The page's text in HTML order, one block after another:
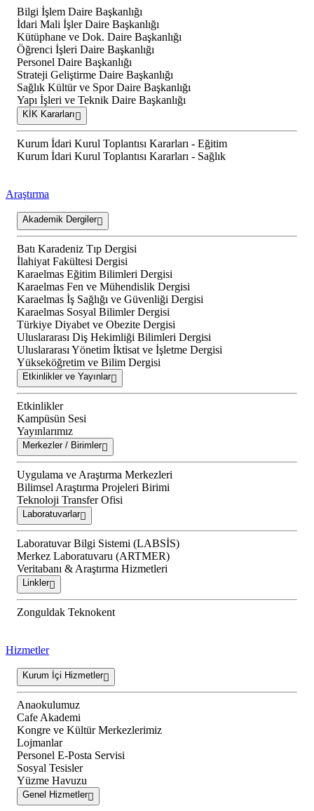
Bilgi İşlem Daire Başkanlığı
İdari Mali İşler Daire Başkanlığı
Kütüphane ve Dok. Daire Başkanlığı
Öğrenci İşleri Daire Başkanlığı
Personel Daire Başkanlığı
Strateji Geliştirme Daire Başkanlığı
Sağlık Kültür ve Spor Daire Başkanlığı
Yapı İşleri ve Teknik Daire Başkanlığı
KİK Kararları
Kurum İdari Kurul Toplantısı Kararları - Eğitim
Kurum İdari Kurul Toplantısı Kararları - Sağlık
Araştırma
Akademik Dergiler
Batı Karadeniz Tıp Dergisi
İlahiyat Fakültesi Dergisi
Karaelmas Eğitim Bilimleri Dergisi
Karaelmas Fen ve Mühendislik Dergisi
Karaelmas İş Sağlığı ve Güvenliği Dergisi
Karaelmas Sosyal Bilimler Dergisi
Türkiye Diyabet ve Obezite Dergisi
Uluslararası Diş Hekimliği Bilimleri Dergisi
Uluslararası Yönetim İktisat ve İşletme Dergisi
Yükseköğretim ve Bilim Dergisi
Etkinlikler ve Yayınlar
Etkinlikler
Kampüsün Sesi
Yayınlarımız
Merkezler / Birimler
Uygulama ve Araştırma Merkezleri
Bilimsel Araştırma Projeleri Birimi
Teknoloji Transfer Ofisi
Laboratuvarlar
Laboratuvar Bilgi Sistemi (LABSİS)
Merkez Laboratuvaru (ARTMER)
Veritabanı & Araştırma Hizmetleri
Linkler
Zonguldak Teknokent
Hizmetler
Kurum İçi Hizmetler
Anaokulumuz
Cafe Akademi
Kongre ve Kültür Merkezlerimiz
Lojmanlar
Personel E-Posta Servisi
Sosyal Tesisler
Yüzme Havuzu
Genel Hizmetler